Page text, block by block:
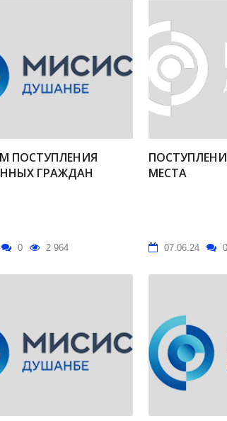
ПОСТУПЛЕНИЯ
ГРАЖДАН
0 2 964
МЕСТА
07.06.24 0